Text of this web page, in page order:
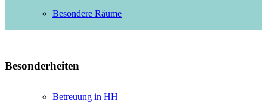
Besondere Räume
Betreuung in HH
Besonderheiten